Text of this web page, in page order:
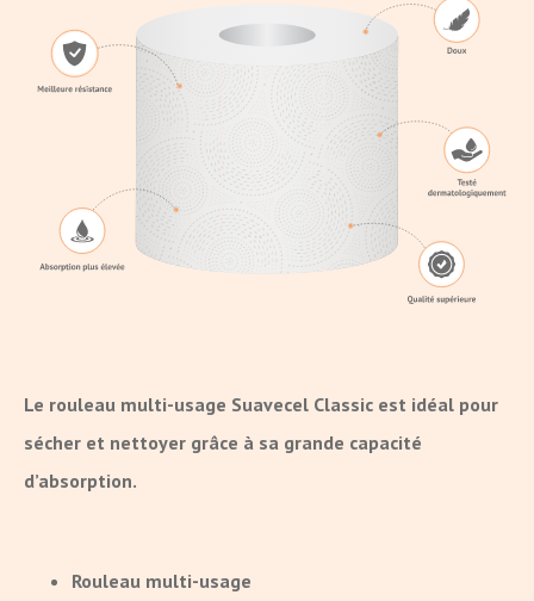
Le rouleau multi-usage Suavecel Classic est idéal pour
sécher et nettoyer grâce à sa grande capacité
d’absorption.
Rouleau multi-usage